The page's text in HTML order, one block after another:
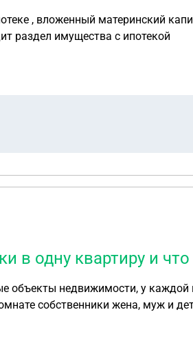
, вложенный материнский
раздел имущества с ипотекой
одну квартиру и что
собственники жена, муж и